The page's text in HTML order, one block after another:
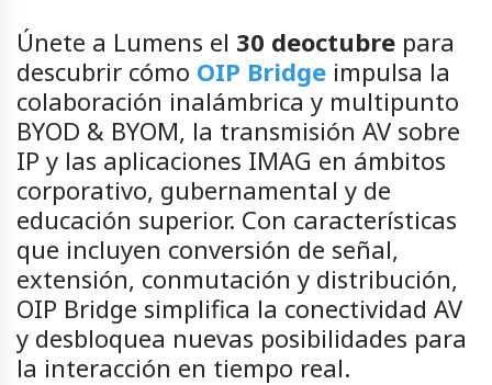
Únete a Lumens el 30 deoctubre para
descubrir cómo OIP Bridge impulsa la
colaboración inalámbrica y multipunto
BYOD & BYOM, la transmisión AV sobre
IP y las aplicaciones IMAG en ámbitos
corporativo, gubernamental y de
educación superior. Con características
que incluyen conversión de señal,
extensión, conmutación y distribución,
OIP Bridge simplifica la conectividad AV
y desbloquea nuevas posibilidades para
la interacción en tiempo real.